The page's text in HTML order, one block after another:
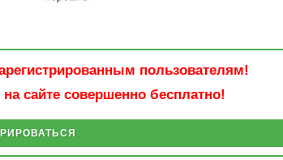
пользователям!
сайте совершенно бесплатно!